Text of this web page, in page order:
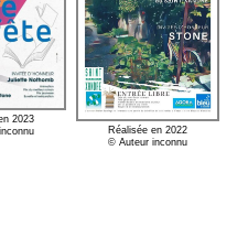
2023
Réalisée en 2022
© Auteur inconnu